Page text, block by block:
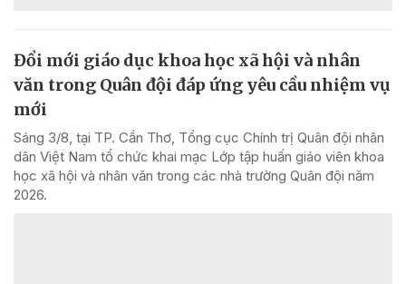
Đổi mới giáo dục khoa học xã hội và nhân
văn trong Quân đội đáp ứng yêu cầu nhiệm vụ
mới
Sáng 3/8, tại TP. Cần Thơ, Tổng cục Chính trị Quân đội nhân
dân Việt Nam tổ chức khai mạc Lớp tập huấn giáo viên khoa
học xã hội và nhân văn trong các nhà trường Quân đội năm
2026.